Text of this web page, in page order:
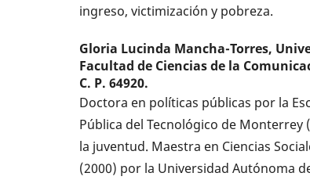
ingreso, victimización y pobreza.
Gloria Lucinda Mancha-Torres,
Facultad de Ciencias de la
C. P. 64920.
Doctora en políticas públicas por la
Pública del Tecnológico de
la juventud. Maestra en Ciencias
(2000) por la Universidad Autónoma